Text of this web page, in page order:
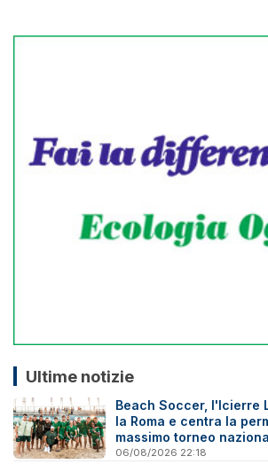
Ultime notizie
Beach Soccer, l'Icierre
la Roma e centra la
massimo torneo
06/08/2026 22:18